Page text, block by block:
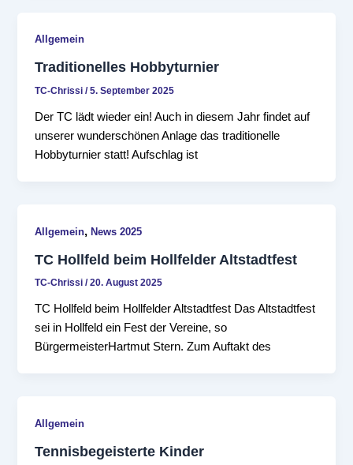
Allgemein
Traditionelles Hobbyturnier
TC-Chrissi/5. September 2025
Der TC lädt wieder ein! Auch in diesem Jahr findet auf
unserer wunderschönen Anlage das traditionelle
Hobbyturnier statt! Aufschlag ist
Allgemein,News 2025
TC Hollfeld beim Hollfelder Altstadtfest
TC-Chrissi/20. August 2025
TC Hollfeld beim Hollfelder Altstadtfest Das Altstadtfest
sei in Hollfeld ein Fest der Vereine, so
BürgermeisterHartmut Stern. Zum Auftakt des
Allgemein
Tennisbegeisterte Kinder